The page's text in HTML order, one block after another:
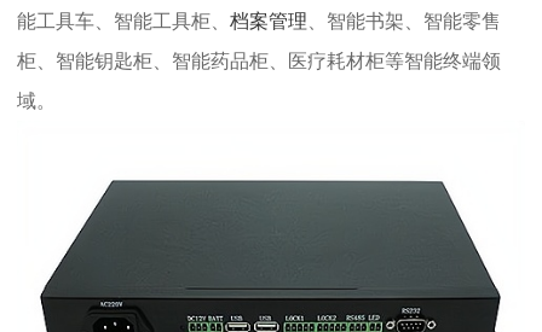
能工具车、智能工具柜、 档案管理 、智能书架、智能零售
柜、智能钥匙柜、智能药品柜、医疗耗材柜等智能终端领
域。